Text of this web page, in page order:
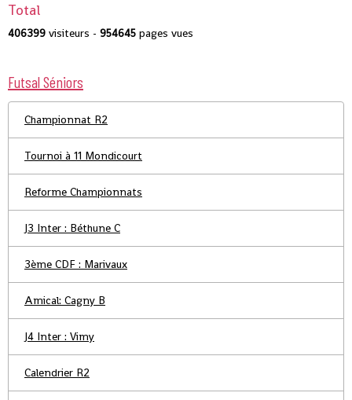
Total
406399 visiteurs - 954645 pages vues
Futsal Séniors
Championnat R2
Tournoi à 11 Mondicourt
Reforme Championnats
J3 Inter : Béthune C
3ème CDF : Marivaux
Amical: Cagny B
J4 Inter : Vimy
Calendrier R2